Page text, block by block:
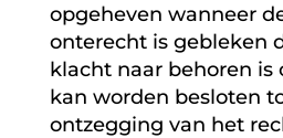
opgeheven wanneer
onterecht is gebleken
klacht naar behoren is
kan worden besloten
ontzegging van het